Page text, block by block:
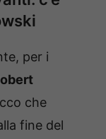
per i
che
fine del